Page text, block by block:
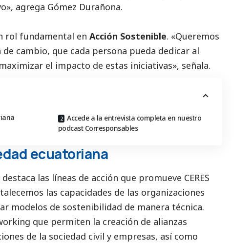
agrega Gómez Durañona.
rol fundamental en Acción Sostenible. «Queremos
cambio, que cada persona pueda dedicar al
el impacto de estas iniciativas», señala.
Accede a la entrevista completa en nuestro
podcast Corresponsables
ecuatoriana
las líneas de acción que promueve CERES
las capacidades de las organizaciones
modelos de sostenibilidad de manera técnica.
que permiten la creación de alianzas
de la sociedad civil y empresas, así como